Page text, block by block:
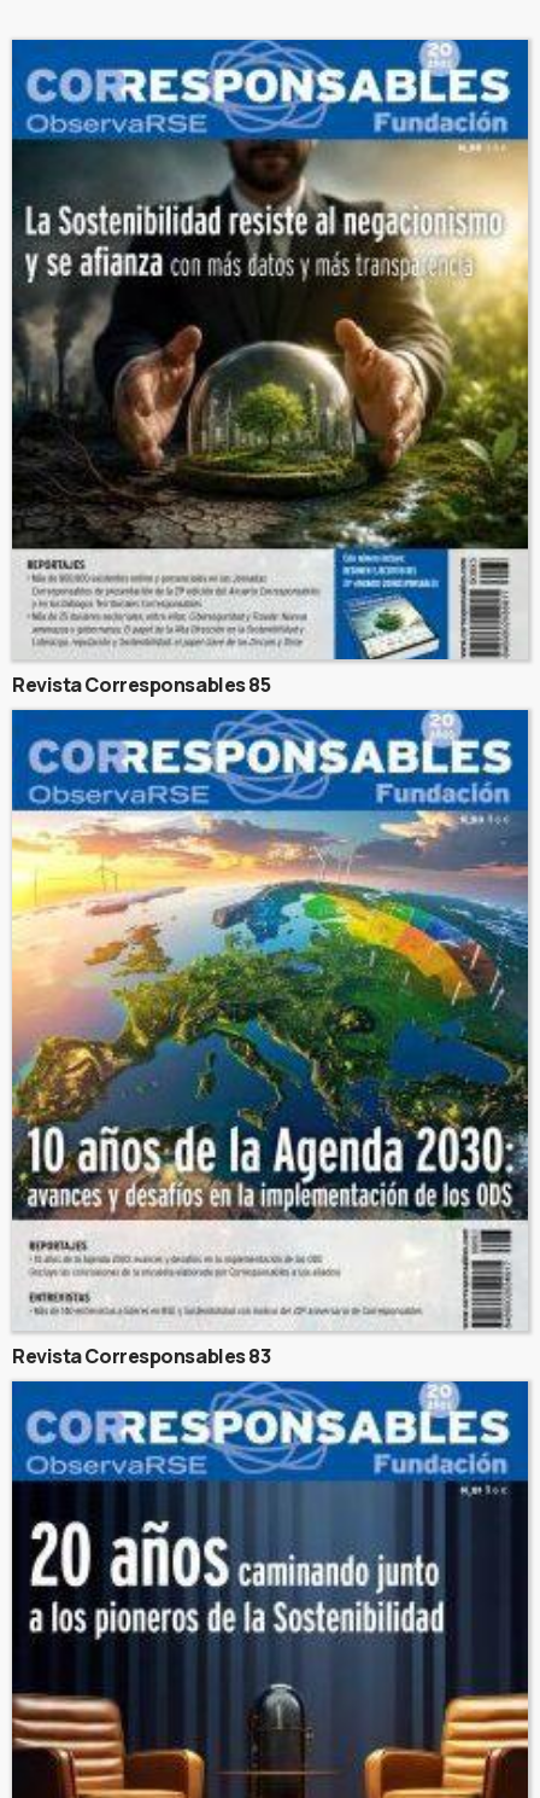
Revista Corresponsables 85
Revista Corresponsables 83